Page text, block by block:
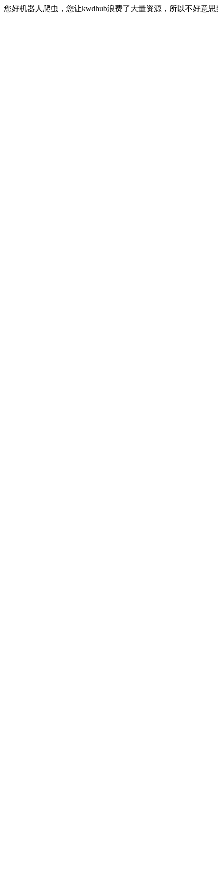
您好机器人爬虫，您让kwdhub浪费了大量资源，所以不好意